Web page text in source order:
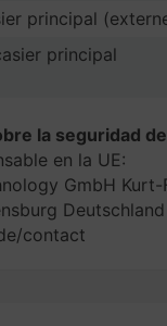
principal
principal
la seguridad
en la UE:
GmbH
Deutschland
contact